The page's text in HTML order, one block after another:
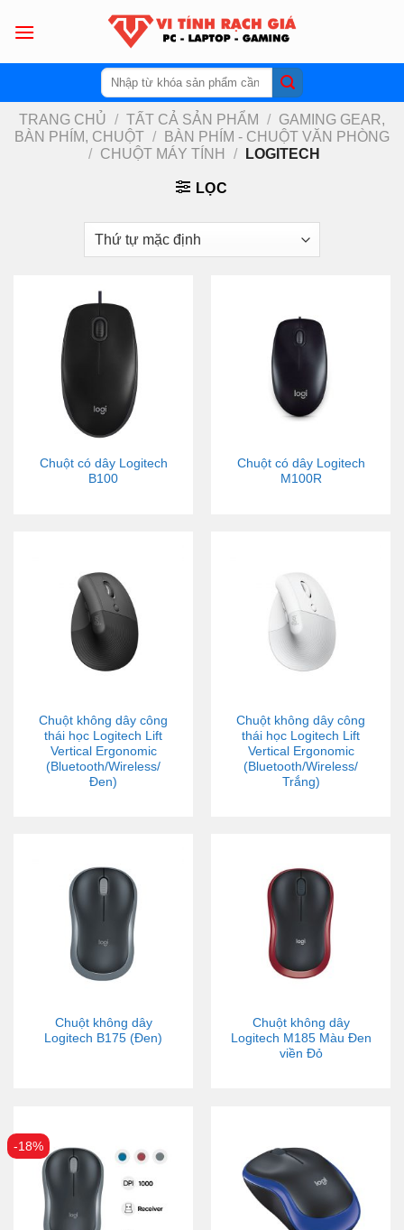
Tìm
kiếm:
TRANG CHỦ / TẤT CẢ SẢN PHẨM /
GAMING GEAR,
BÀN PHÍM, CHUỘT /
BÀN PHÍM - CHUỘT VĂN PHÒNG
/ CHUỘT MÁY TÍNH / LOGITECH
LỌC
Chuột có dây Logitech
B100
Chuột có dây Logitech
M100R
Chuột không dây công
thái học Logitech Lift
Vertical Ergonomic
(Bluetooth/Wireless/
Đen)
Chuột không dây công
thái học Logitech Lift
Vertical Ergonomic
(Bluetooth/Wireless/
Trắng)
Chuột không dây
Logitech B175 (Đen)
Chuột không dây
Logitech M185 Màu Đen
viền Đỏ
-18%